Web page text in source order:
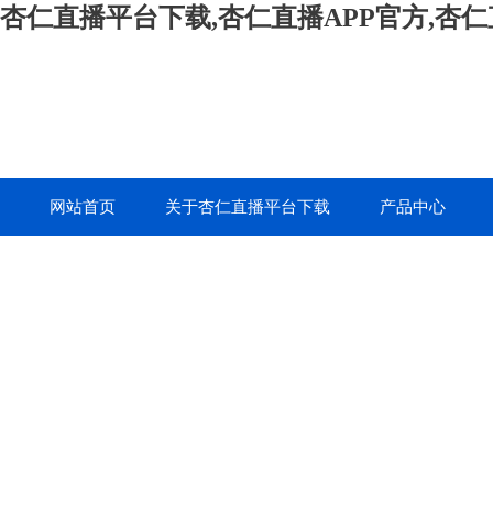
杏仁直播平台下载,杏仁直播APP官方,杏
网站首页 关于杏仁直播平台下载 产品中心